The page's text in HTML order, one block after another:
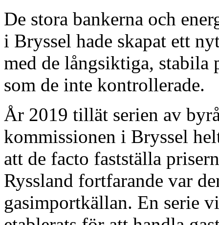
De stora bankerna och
i Bryssel hade skapat ett
med de långsiktiga, stabila
som de inte kontrollerade.
År 2019 tillät serien av
kommissionen i Bryssel
att de facto fastställa
Ryssland fortfarande var
gasimportkällan. En serie